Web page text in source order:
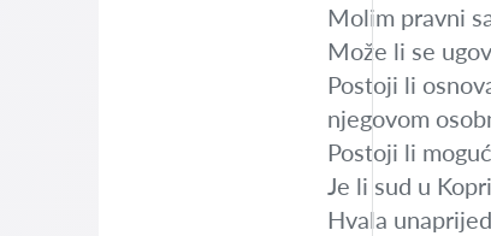
Molim pravni
Može li se
Postoji li
njegovom
Postoji li
Je li sud u
Hvala